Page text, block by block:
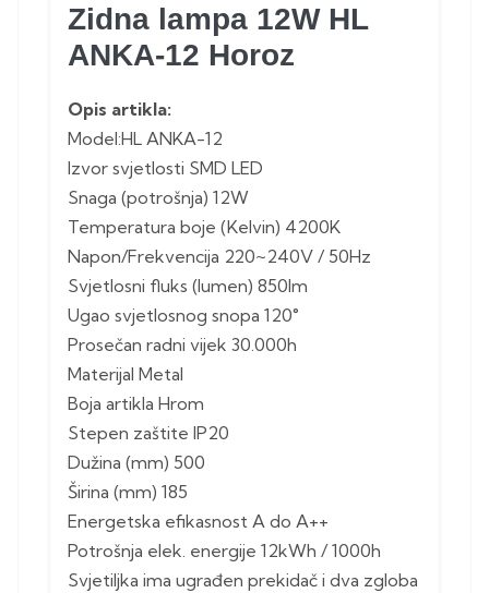
Zidna lampa 12W HL
ANKA-12 Horoz
Opis artikla:
Model:HL ANKA-12
Izvor svjetlosti SMD LED
Snaga (potrošnja) 12W
Temperatura boje (Kelvin) 4200K
Napon/Frekvencija 220~240V / 50Hz
Svjetlosni fluks (lumen) 850lm
Ugao svjetlosnog snopa 120°
Prosečan radni vijek 30.000h
Materijal Metal
Boja artikla Hrom
Stepen zaštite IP20
Dužina (mm) 500
Širina (mm) 185
Energetska efikasnost A do A++
Potrošnja elek. energije 12kWh / 1000h
Svjetiljka ima ugrađen prekidač i dva zgloba